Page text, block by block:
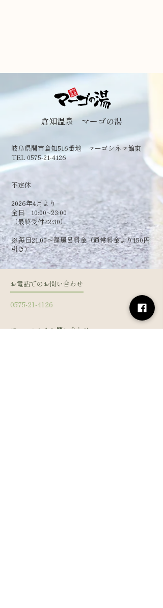
倉知温泉 マーゴの湯
岐阜県関市倉知516番地 マーゴシネマ館東
TEL 0575-21-4126
​不定休
2026年4月より
全日 10:00~23:00
（最終受付22:30）
​※毎日21:00～遅風呂料金（通常料金より150円
引き）
お電話でのお問い合わせ
0575-21-4126
フォームからお問い合わせ